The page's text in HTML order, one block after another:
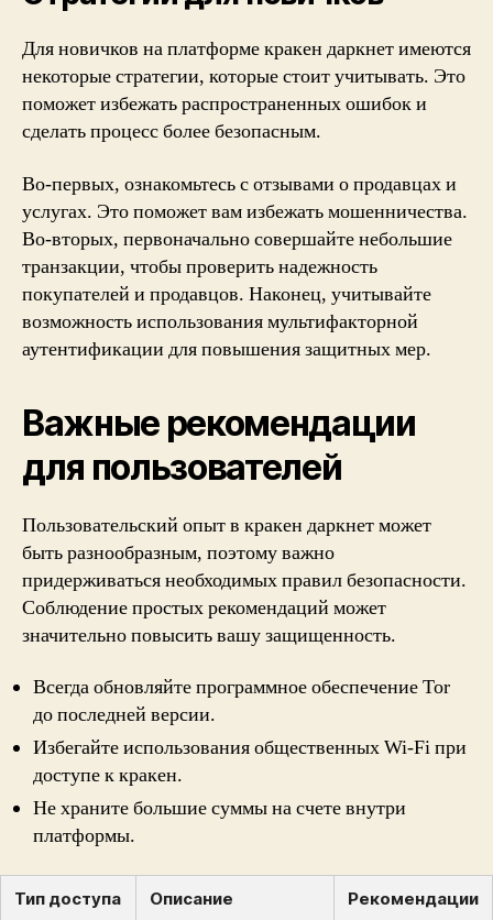
Для новичков на платформе кракен даркнет имеются
некоторые стратегии, которые стоит учитывать. Это
поможет избежать распространенных ошибок и
сделать процесс более безопасным.
Во-первых, ознакомьтесь с отзывами о продавцах и
услугах. Это поможет вам избежать мошенничества.
Во-вторых, первоначально совершайте небольшие
транзакции, чтобы проверить надежность
покупателей и продавцов. Наконец, учитывайте
возможность использования мультифакторной
аутентификации для повышения защитных мер.
Важные рекомендации
для пользователей
Пользовательский опыт в кракен даркнет может
быть разнообразным, поэтому важно
придерживаться необходимых правил безопасности.
Соблюдение простых рекомендаций может
значительно повысить вашу защищенность.
Всегда обновляйте программное обеспечение Tor
до последней версии.
Избегайте использования общественных Wi-Fi при
доступе к кракен.
Не храните большие суммы на счете внутри
платформы.
Тип доступа Описание Рекомендации